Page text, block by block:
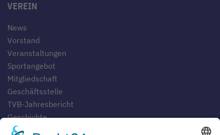
VEREIN
News
Vorstand
Veranstaltungen
Sportangebot
Mitgliedschaft
Geschäftsstelle
TVB-Jahresbericht
Geschichte
Gaststätten